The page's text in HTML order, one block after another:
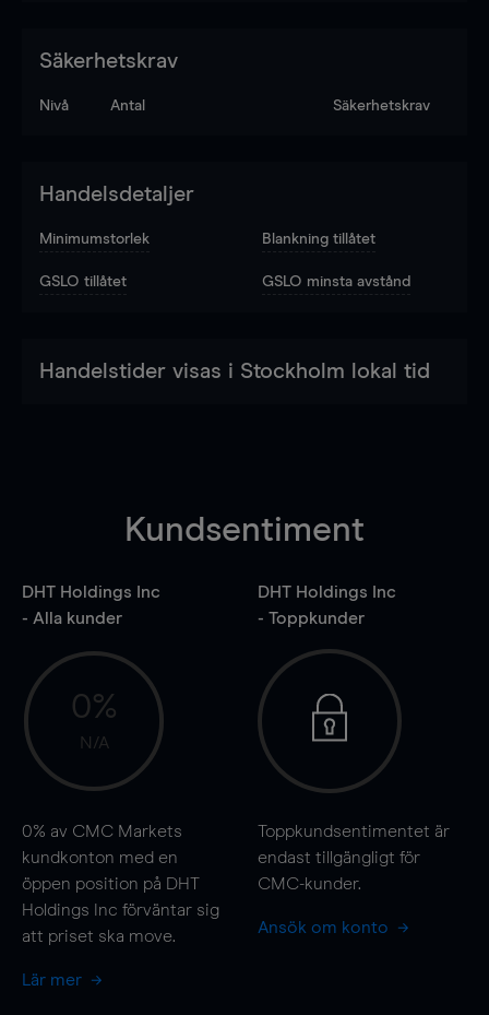
Säkerhetskrav
Nivå Antal Säkerhetskrav
Handelsdetaljer
Minimumstorlek Blankning tillåtet
GSLO tillåtet GSLO minsta avstånd
Handelstider visas i Stockholm lokal tid
Kundsentiment
DHT Holdings Inc
- Alla kunder
0%
N/A
0% av CMC Markets
kundkonton med en
öppen position på DHT
Holdings Inc förväntar sig
att priset ska move.
Lär mer
DHT Holdings Inc
- Toppkunder
Toppkundsentimentet är
endast tillgängligt för
CMC-kunder.
Ansök om konto